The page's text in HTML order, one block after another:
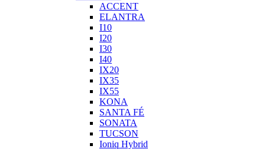
ACCENT
ELANTRA
I10
I20
I30
I40
IX20
IX35
IX55
KONA
SANTA FÉ
SONATA
TUCSON
Ioniq Hybrid